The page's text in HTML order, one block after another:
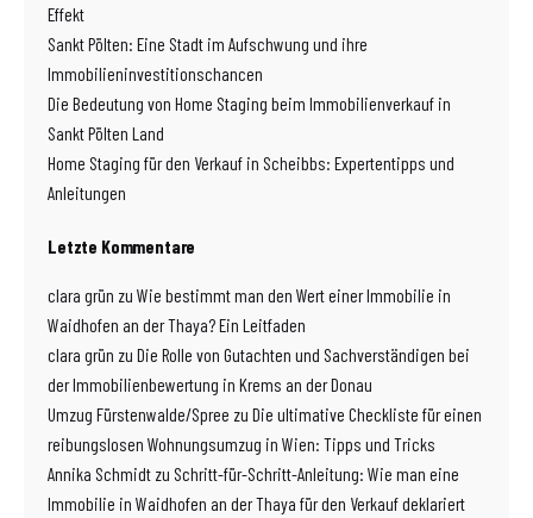
Effekt
Sankt Pölten: Eine Stadt im Aufschwung und ihre
Immobilieninvestitionschancen
Die Bedeutung von Home Staging beim Immobilienverkauf in
Sankt Pölten Land
Home Staging für den Verkauf in Scheibbs: Expertentipps und
Anleitungen
Letzte Kommentare
clara grün zu Wie bestimmt man den Wert einer Immobilie in
Waidhofen an der Thaya? Ein Leitfaden
clara grün zu Die Rolle von Gutachten und Sachverständigen bei
der Immobilienbewertung in Krems an der Donau
Umzug Fürstenwalde/Spree zu Die ultimative Checkliste für einen
reibungslosen Wohnungsumzug in Wien: Tipps und Tricks
Annika Schmidt zu Schritt-für-Schritt-Anleitung: Wie man eine
Immobilie in Waidhofen an der Thaya für den Verkauf deklariert